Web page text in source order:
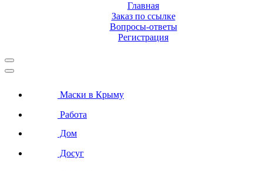
Главная
Заказ по ссылке
Вопросы-ответы
Регистрация
Маски в Крыму
Работа
Дом
Досуг